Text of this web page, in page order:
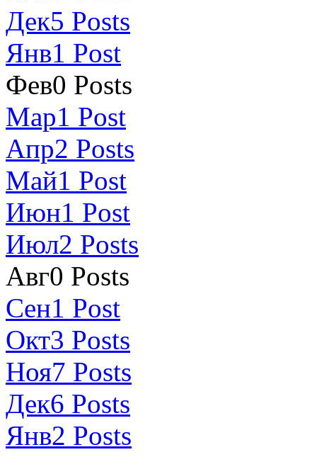
Дек5 Posts
Янв1 Post
Фев0 Posts
Мар1 Post
Апр2 Posts
Май1 Post
Июн1 Post
Июл2 Posts
Авг0 Posts
Сен1 Post
Окт3 Posts
Ноя7 Posts
Дек6 Posts
Янв2 Posts